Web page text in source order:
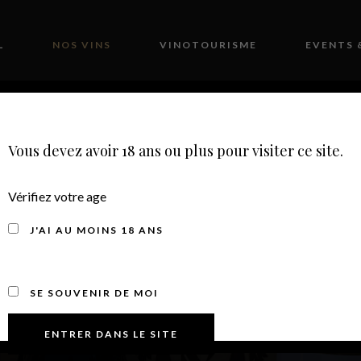
NOS VINS VINOTOURISME EVENTS
Vous devez avoir 18 ans ou plus pour visiter ce site.
Vérifiez votre age
J'AI AU MOINS 18 ANS
SE SOUVENIR DE MOI